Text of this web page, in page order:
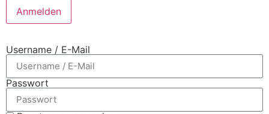
Username / E-Mail
Passwort